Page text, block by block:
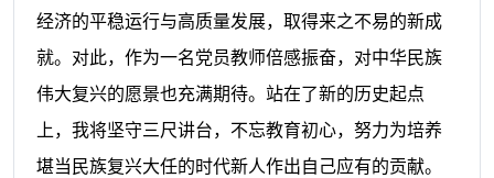
经济的平稳运行与高质量发展，取得来之不易的新成
就。对此，作为一名党员教师倍感振奋，对中华民族
伟大复兴的愿景也充满期待。站在了新的历史起点
上，我将坚守三尺讲台，不忘教育初心，努力为培养
堪当民族复兴大任的时代新人作出自己应有的贡献。